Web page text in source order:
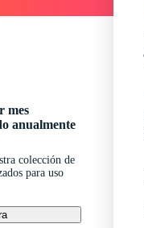
mes
anualmente
colección de
para uso